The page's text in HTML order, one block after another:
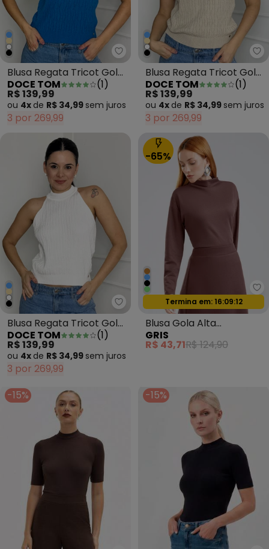
Doce Tom - Blusa Regata
Blusa Regata Tricot Gola
Alta Azul
DOCE TOM (1)
R$ 139,99
ou 4x de R$ 34,99 sem juros
3 por 269,99
Blusa Regata Tricot Gola
Alta Bege
DOCE TOM (1)
R$ 139,99
ou 4x de R$ 34,99 sem juros
3 por 269,99
Doce Tom - Blusa Regata
Blusa Regata Tricot Gola
Alta Branca
DOCE TOM (1)
R$ 139,99
ou 4x de R$ 34,99 sem juros
3 por 269,99
-65%
Oferta relâmpago
Termina em: 16:09:09
Blusa Gola Alta
Texturizado Marrom
Escuro
GRIS
R$ 43,71R$ 124,90
-15% -15%